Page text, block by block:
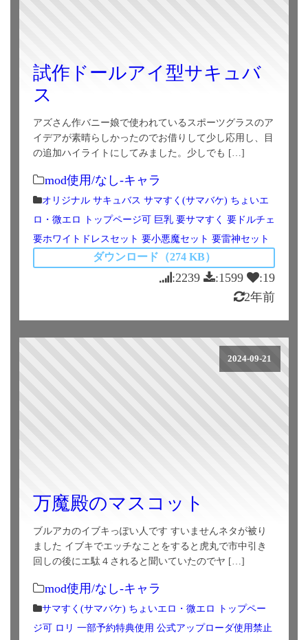
試作ドールアイ型サキュバ
ス
アズさん作バニー娘で使われているスポーツグラスのア
イデアが素晴らしかったのでお借りして少し応用し、目
の追加ハイライトにしてみました。少しでも […]
mod使用/なし-キャラ
オリジナル サキュバス サマすく(サマバケ) ちょいエ
ロ・微エロ
トップページ可 巨乳 要サマすく 要ドルチェ
要ホワイトドレスセット 要小悪魔セット 要雷神セット
ダウンロード（274 KB）
:2239 :1599
:19
2年前
2024-09-21
万魔殿のマスコット
ブルアカのイブキっぽい人です すいませんネタが被り
ました イブキでエッチなことをすると虎丸で市中引き
回しの後にエ駄４されると聞いていたのでヤ […]
mod使用/なし-キャラ
サマすく(サマバケ) ちょいエロ・微エロ
トップペー
ジ可 ロリ 一部予約特典使用 公式アップローダ使用禁止